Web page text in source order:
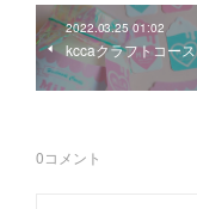
2022.03.25 01:02
kccaクラフトコース
0コメント